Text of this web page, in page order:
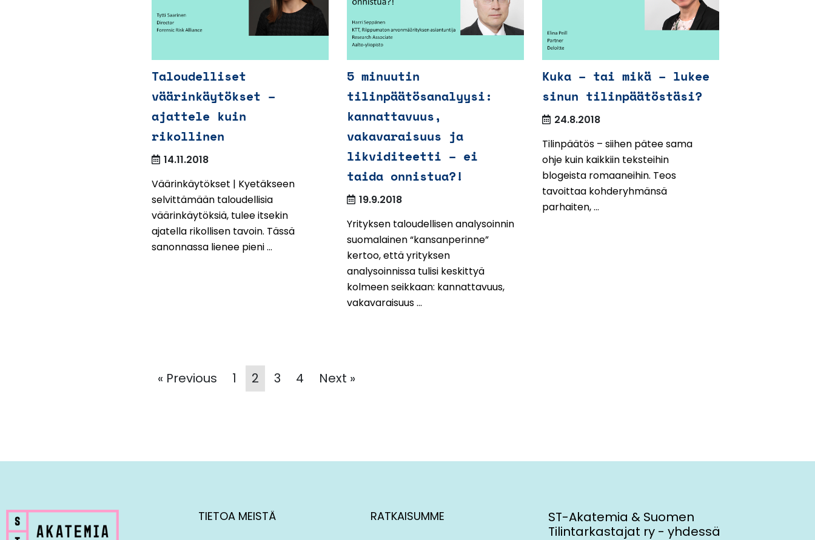
Taloudelliset
väärinkäytökset –
ajattele kuin
rikollinen
14.11.2018
Väärinkäytökset | Kyetäkseen
selvittämään taloudellisia
väärinkäytöksiä, tulee itsekin
ajatella rikollisen tavoin. Tässä
sanonnassa lienee pieni ...
5 minuutin
tilinpäätösanalyysi:
kannattavuus,
vakavaraisuus ja
likviditeetti – ei
taida onnistua?!
19.9.2018
Yrityksen taloudellisen analysoinnin
suomalainen “kansanperinne”
kertoo, että yrityksen
analysoinnissa tulisi keskittyä
kolmeen seikkaan: kannattavuus,
vakavaraisuus ...
Kuka – tai mikä – lukee
sinun tilinpäätöstäsi?
24.8.2018
Tilinpäätös – siihen pätee sama
ohje kuin kaikkiin teksteihin
blogeista romaaneihin. Teos
tavoittaa kohderyhmänsä
parhaiten, ...
« Previous 1 2 3 4 Next »
TIETOA MEISTÄ RATKAISUMME
ST-Akatemia & Suomen
Tilintarkastajat ry - yhdessä